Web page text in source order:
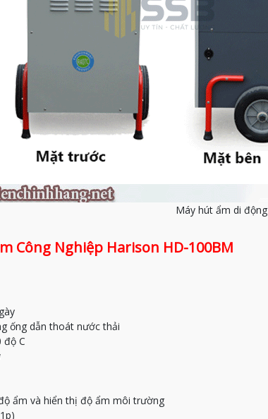
Máy hút ẩm di
Công Nghiệp Harison HD-100BM
ống dẫn thoát nước thải
độ C
ẩm và hiển thị độ ẩm môi trường